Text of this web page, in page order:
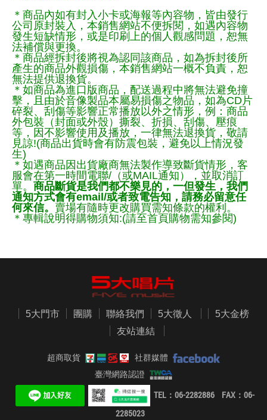
＊商品內如有封入小卡或海報等內容物，皆由發行
公司原封裝入，本銷售網站不便拆閱，如遇內容物
發生短缺情形，或是印刷上的個人觀感問題，恕無
法補償與更換。
＊商品經拆封後將視為認同該商品，如為拆封後所
產生的商品外觀損傷，本銷售網站一概不負責，恕
無法提供退換貨。
＊如商品為進口版商品，配送過程中將無法避免撞
擊，且由於音像製品本屬易損傷之物品，如為CD片
碎裂、刮傷等影響正常播放以外之情形，例：商品
外包裝（封面或外殼）撕裂、折損、刮傷、壓痕
等，因不影響使用及播放，一律無法退換貨，敬請
見諒!(商品出貨時會有防震包裝，避免以上情況發
生)
＊如遇商品因出貨廠商無法製作導致斷貨情形，客
服會在第一時間電聯/（或MAIL通知），並取消訂
單。 商品斷貨是我們都不樂見的，一但發生，我們
通知方式會有email/或者致電告知，請務必留意任
何來信。 賣場有隨時更改購買需知條款的權利。
＊專輯說明得購物須知:(請至首頁購物需知參閱)
5大門市 團購 聯絡我們 5大徵人
5大金榜
友站連結
超商取貨
社群媒體
臺灣網路認證
TEL：06-2282886 FAX：06-
2285023